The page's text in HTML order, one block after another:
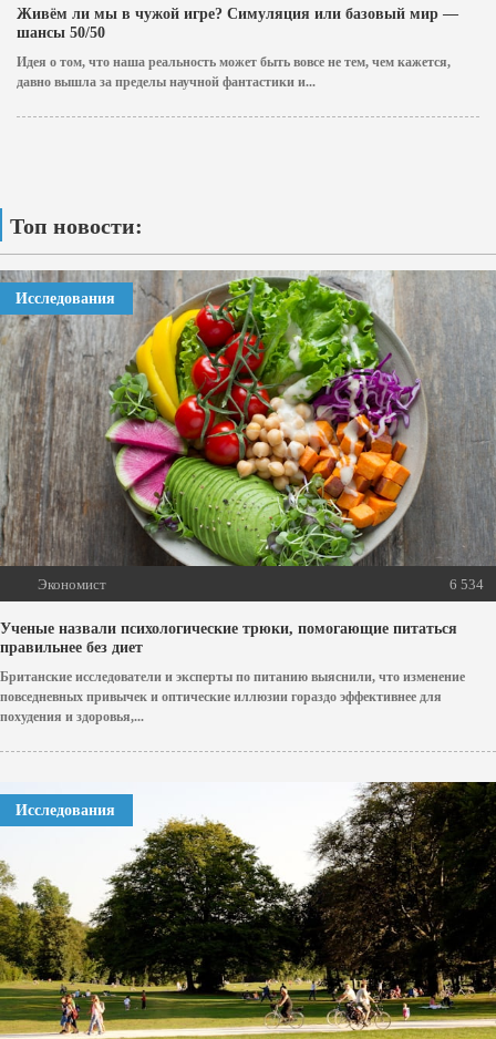
Живём ли мы в чужой игре? Симуляция или базовый мир —
шансы 50/50
Идея о том, что наша реальность может быть вовсе не тем, чем кажется,
давно вышла за пределы научной фантастики и...
Топ новости:
Исследования
Экономист 6 534
Ученые назвали психологические трюки, помогающие питаться
правильнее без диет
Британские исследователи и эксперты по питанию выяснили, что изменение
повседневных привычек и оптические иллюзии гораздо эффективнее для
похудения и здоровья,...
Исследования